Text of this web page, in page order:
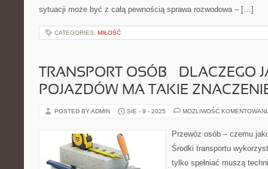
sytuacji może być z całą pewnością sprawa rozwodowa – […]
CATEGORIES: MIŁOŚĆ
TRANSPORT OSÓB – DLACZEGO
POJAZDÓW MA TAKIE
POSTED BY ADMIN SIE - 9 - 2025 MOŻLIWOŚĆ
Przewóz osób – czemu
Środki transportu
tylko spełniać muszą